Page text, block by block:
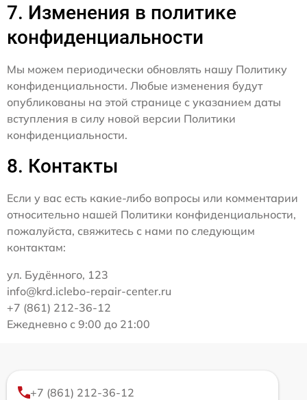
7. Изменения в политике
конфиденциальности
Мы можем периодически обновлять нашу Политику
конфиденциальности. Любые изменения будут
опубликованы на этой странице с указанием даты
вступления в силу новой версии Политики
конфиденциальности.
8. Контакты
Если у вас есть какие-либо вопросы или комментарии
относительно нашей Политики конфиденциальности,
пожалуйста, свяжитесь с нами по следующим
контактам:
ул. Будённого, 123
info@krd.iclebo-repair-center.ru
+7 (861) 212-36-12
Ежедневно с 9:00 до 21:00
+7 (861) 212-36-12